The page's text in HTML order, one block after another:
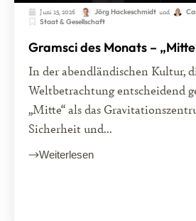
Juni 15, 2026 Jörg Hackeschmidt und
Staat & Gesellschaft
Gramsci des Monats –
In der abendländischen Kultur,
Weltbetrachtung entscheidend
„Mitte“ als das
Sicherheit und...
Weiterlesen